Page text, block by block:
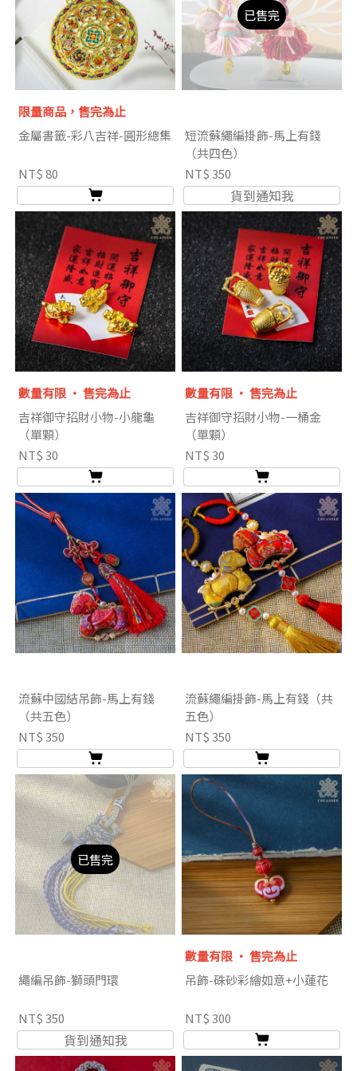
限量商品，售完為止
金屬書籤-彩八吉祥-圓形總集
NT$ 80
已售完
短流蘇繩編掛飾-馬上有錢
（共四色）
NT$ 350
貨到通知我
數量有限 ‧ 售完為止
吉祥御守招財小物-小龍龜
（單顆）
NT$ 30
數量有限 ‧ 售完為止
吉祥御守招財小物-一桶金
（單顆）
NT$ 30
流蘇中國結吊飾-馬上有錢
（共五色）
NT$ 350
流蘇繩編掛飾-馬上有錢（共
五色）
NT$ 350
已售完
繩編吊飾-獅頭門環
NT$ 350
貨到通知我
數量有限 ‧ 售完為止
吊飾-硃砂彩繪如意+小蓮花
NT$ 300